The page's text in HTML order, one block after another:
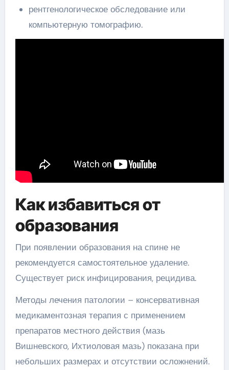
рентгенологическое обследование или
компьютерную томографию.
Как избавиться от
образования
При появлении образования на спине не
рекомендуется самостоятельное удаление.
Существует риск инфицирования, рецидива.
Методы лечения патологии – консервативная
медикаментозная терапия с применением
препаратов местного действия (мазь
Вишневского, Ихтиоловая мазь) показана при
небольших размерах и отсутствии осложнений.